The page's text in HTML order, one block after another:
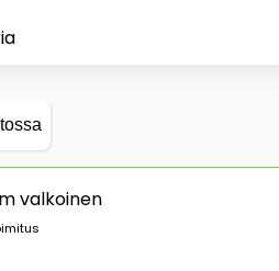
valkoinen